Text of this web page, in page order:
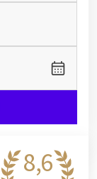
8,6